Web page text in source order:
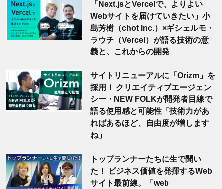
「Next.jsとVercelで、よりよい
Webサイトを届けていきたい」小
島芳樹（chot Inc.）×ギシェルモ・
ラウチ（Vercel）が語る技術の意
義と、これからの開発
サイトリニューアルに「Orizm」を
採用！ クリエイティブエージェン
シー・NEW FOLKが開発者目線で
語る使用感と可能性「技術力があ
ればあるほど、自由度が増します
ね」
トップランナーたちに生で聞い
た！ ビジネス価値を発揮するWeb
サイト最前線。「web